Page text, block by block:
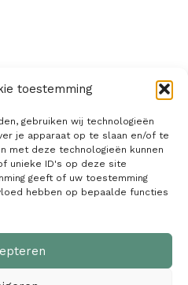
toestemming
gebruiken wij technologieën
je apparaat op te slaan en/of te
met deze technologieën kunnen
unieke ID's op deze site
geeft of uw toestemming
hebben op bepaalde functies
| Webdesign: